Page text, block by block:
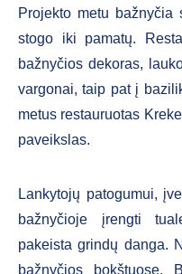
Projekto metu bažnyčia
stogo iki pamatų.
bažnyčios dekoras,
vargonai, taip pat į
metus restauruotas
paveikslas.
Lankytojų patogumui,
bažnyčioje įrengti
pakeista grindų danga.
bažnyčios bokštuose.